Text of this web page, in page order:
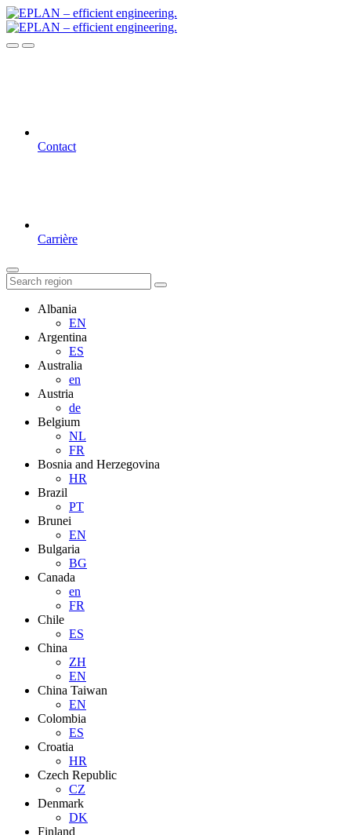
Contact
Carrière
Albania
EN
Argentina
ES
Australia
en
Austria
de
Belgium
NL
FR
Bosnia and Herzegovina
HR
Brazil
PT
Brunei
EN
Bulgaria
BG
Canada
en
FR
Chile
ES
China
ZH
EN
China Taiwan
EN
Colombia
ES
Croatia
HR
Czech Republic
CZ
Denmark
DK
Finland